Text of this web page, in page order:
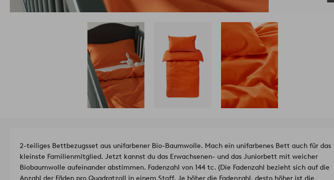
2-teiliges Bettbezugsset aus unifarbener Bio-Baumwolle. Mach ein unifarbenes Bett auch für das
kleinste Familienmitglied. Jetzt kannst du das Erwachsenen- und das Juniorbett mit weicher
Biobaumwolle aufeinander abstimmen. Fadenzahl von 144 tc. (Die Fadenzahl bezieht sich auf die
Anzahl der Fäden pro Quadratzoll in einem Stoff. Je höher die Fadenzahl, desto höher ist die